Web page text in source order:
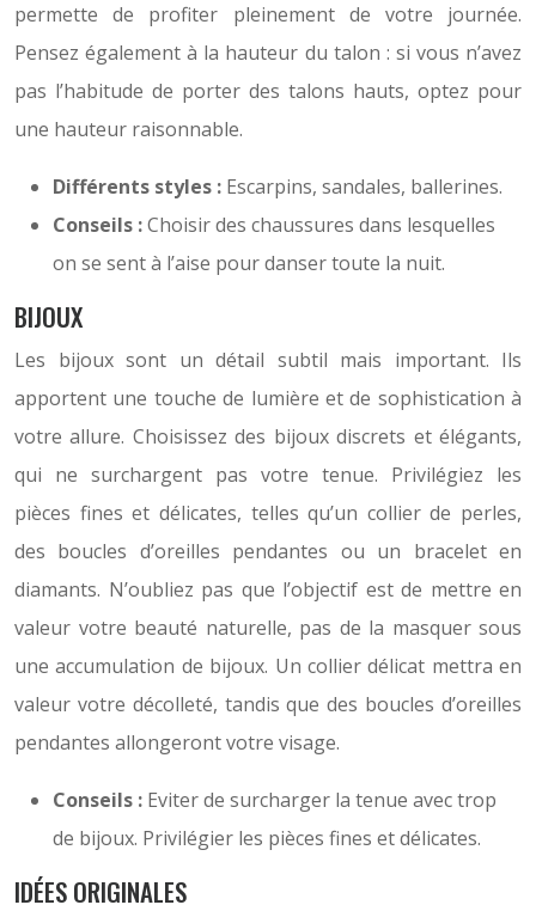
permette de profiter pleinement de votre journée.
Pensez également à la hauteur du talon : si vous n’avez
pas l’habitude de porter des talons hauts, optez pour
une hauteur raisonnable.
Différents styles : Escarpins, sandales, ballerines.
Conseils :Choisir des chaussures dans lesquelles
on se sent à l’aise pour danser toute la nuit.
BIJOUX
Les bijoux sont un détail subtil mais important. Ils
apportent une touche de lumière et de sophistication à
votre allure. Choisissez des bijoux discrets et élégants,
qui ne surchargent pas votre tenue. Privilégiez les
pièces fines et délicates, telles qu’un collier de perles,
des boucles d’oreilles pendantes ou un bracelet en
diamants. N’oubliez pas que l’objectif est de mettre en
valeur votre beauté naturelle, pas de la masquer sous
une accumulation de bijoux. Un collier délicat mettra en
valeur votre décolleté, tandis que des boucles d’oreilles
pendantes allongeront votre visage.
Conseils : Eviter de surcharger la tenue avec trop
de bijoux. Privilégier les pièces fines et délicates.
IDÉES ORIGINALES